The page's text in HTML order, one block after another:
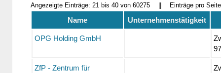
Angezeigte Einträge: 21 bis 40 von 60275 Einträge pro
Name Unternehmenstätigkeit
OPG Holding GmbH
97
ZfP - Zentrum für